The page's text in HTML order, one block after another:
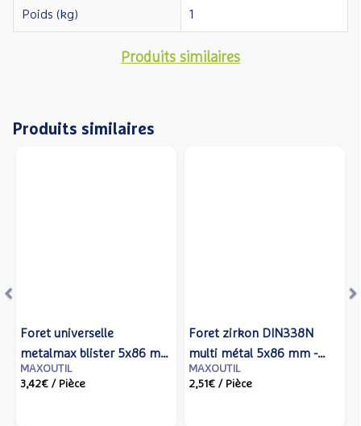
Poids (kg) 1
Produits similaires
Produits similaires
Foret universelle
metalmax blister 5x86 mm
- IZAR - 80114 - Izar cutting
MAXOUTIL
3,42€ / Pièce
Foret zirkon DIN338N
multi métal 5x86 mm -
IZAR - 14758 - Izar cutting
MAXOUTIL
2,51€ / Pièce